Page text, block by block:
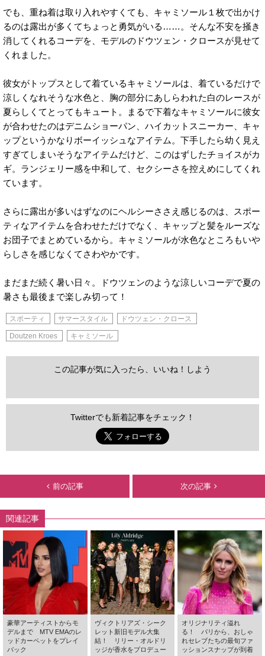
でも、重ね着は取り入れやすくても、キャミソール１枚で出かけ
るのは露出が多くてちょっと勇気がいる……。そんな不安を掻き
消してくれるコーデを、モデルのドウツェン・クロースが見せて
くれました。
彼女がトップスとして着ているキャミソールは、着ているだけで
涼しくなれそうな水色と、胸の部分にあしらわれた白のレースが
夏らしくてとってもキュート。まるで下着なキャミソールに彼女
が合わせたのはデニムショーパン、ハイカットスニーカー、キャ
ップというかなりボーイッシュなアイテム。下手したら幼く見え
すぎてしまいそうなアイテムだけど、このはずしたチョイスがカ
ギ。ランジェリー感を中和して、セクシーさを控えめにしてくれ
ています。
さらに露出が多いはずなのにヘルシーささえ感じるのは、スポー
ティなアイテムを合わせただけでなく、キャップと髪をルーズな
お団子でまとめているから。キャミソールが水色なところもいや
らしさを感じなくてさわやかです。
まだまだ続く暑い日々。ドウツェンのような涼しいコーデで夏の
暑さも最後まで楽しみ切って！
スポーティ サマースタイル ドウツェン・クロース
Doutzen Kroes キャミソール
この記事が気に入ったら、いいね！しよう
Twitterでも新着記事をチェック！
前の記事 次の記事
関連記事
豪華アーティストからモ
デルまで MTV EMAのレ
ッドカーペットをプレイ
バック
ヴィクトリアズ・シーク
レット新旧モデル大集
結！ リリー・オルドリ
ッジが香水をプロデュー
オリジナリティ溢れ
る！ パリから、おしゃ
れセレブたちの最旬ファ
ッションスナップが到着